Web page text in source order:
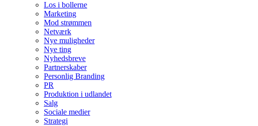
Los i bollerne
Marketing
Mod strømmen
Netværk
Nye muligheder
Nye ting
Nyhedsbreve
Partnerskaber
Personlig Branding
PR
Produktion i udlandet
Salg
Sociale medier
Strategi